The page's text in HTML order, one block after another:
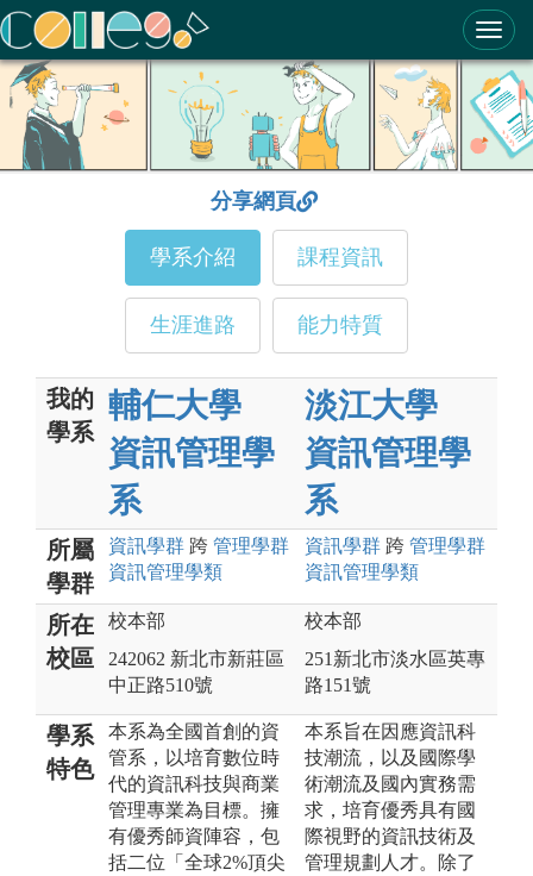
ColleGo! 大學選才與高中育才輔助系統
分享網頁
學系介紹 課程資訊
生涯進路 能力特質
我的
學系
輔仁大學
資訊管理學
系
淡江大學
資訊管理學
系
所屬
學群
資訊學群 跨 管理學群
資訊管理學類
資訊學群 跨 管理學群
資訊管理學類
所在
校區
校本部
242062 新北市新莊區
中正路510號
校本部
251新北市淡水區英專
路151號
學系
特色
本系為全國首創的資
管系，以培育數位時
代的資訊科技與商業
管理專業為目標。擁
有優秀師資陣容，包
括二位「全球2%頂尖
本系旨在因應資訊科
技潮流，以及國際學
術潮流及國內實務需
求，培育優秀具有國
際視野的資訊技術及
管理規劃人才。除了